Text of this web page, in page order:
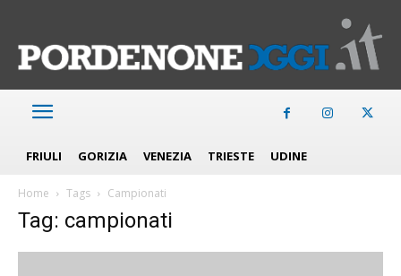
FRIULI GORIZIA VENEZIA TRIESTE UDINE
Home Tags Campionati
Tag: campionati